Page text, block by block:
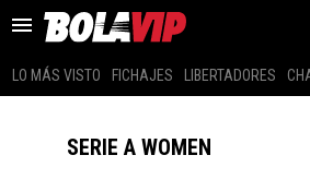
LO MÁS VISTO FICHAJES LIBERTADORES
SERIE A WOMEN